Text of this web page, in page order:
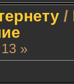
/
»